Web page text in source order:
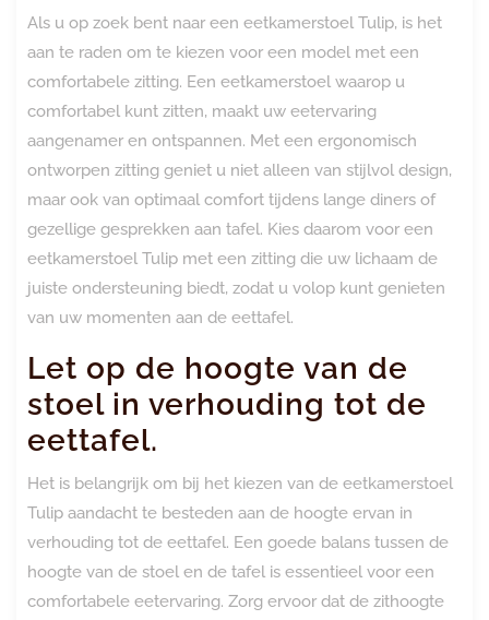
Als u op zoek bent naar een eetkamerstoel Tulip, is het
aan te raden om te kiezen voor een model met een
comfortabele zitting. Een eetkamerstoel waarop u
comfortabel kunt zitten, maakt uw eetervaring
aangenamer en ontspannen. Met een ergonomisch
ontworpen zitting geniet u niet alleen van stijlvol design,
maar ook van optimaal comfort tijdens lange diners of
gezellige gesprekken aan tafel. Kies daarom voor een
eetkamerstoel Tulip met een zitting die uw lichaam de
juiste ondersteuning biedt, zodat u volop kunt genieten
van uw momenten aan de eettafel.
Let op de hoogte van de
stoel in verhouding tot de
eettafel.
Het is belangrijk om bij het kiezen van de eetkamerstoel
Tulip aandacht te besteden aan de hoogte ervan in
verhouding tot de eettafel. Een goede balans tussen de
hoogte van de stoel en de tafel is essentieel voor een
comfortabele eetervaring. Zorg ervoor dat de zithoogte